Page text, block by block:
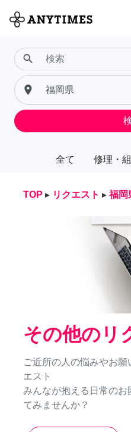
全て 修理・
search
place
TOP ▸ リクエスト ▸ 福岡
その他のリ
ご近所の人の悩みやお
エスト
みんなが抱える日常のお
てみませんか？